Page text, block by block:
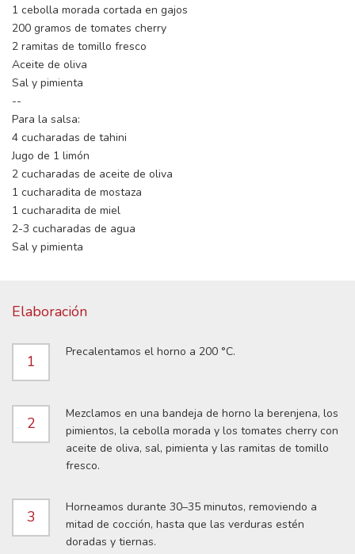
1 cebolla morada cortada en gajos
200 gramos de tomates cherry
2 ramitas de tomillo fresco
Aceite de oliva
Sal y pimienta
--
Para la salsa:
4 cucharadas de tahini
Jugo de 1 limón
2 cucharadas de aceite de oliva
1 cucharadita de mostaza
1 cucharadita de miel
2-3 cucharadas de agua
Sal y pimienta
Elaboración
1
Precalentamos el horno a 200 °C.
2
Mezclamos en una bandeja de horno la berenjena, los
pimientos, la cebolla morada y los tomates cherry con
aceite de oliva, sal, pimienta y las ramitas de tomillo
fresco.
3
Horneamos durante 30–35 minutos, removiendo a
mitad de cocción, hasta que las verduras estén
doradas y tiernas.